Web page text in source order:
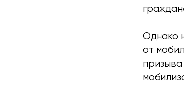
Однако
от
призыва